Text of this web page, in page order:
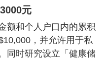
元
额和个人户口内的累积
，并允许用于私
同时研究设立「健康储